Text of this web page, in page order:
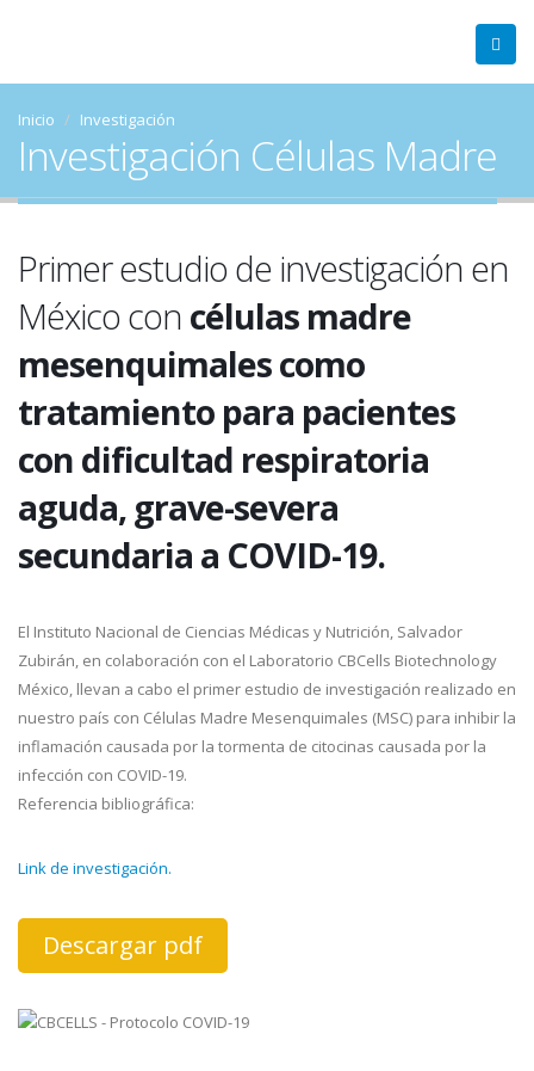
Inicio Investigación
Investigación Células Madre
Primer estudio de investigación en
México con células madre
mesenquimales como
tratamiento para pacientes
con dificultad respiratoria
aguda, grave-severa
secundaria a COVID-19.
El Instituto Nacional de Ciencias Médicas y Nutrición, Salvador
Zubirán, en colaboración con el Laboratorio CBCells Biotechnology
México, llevan a cabo el primer estudio de investigación realizado en
nuestro país con Células Madre Mesenquimales (MSC) para inhibir la
inflamación causada por la tormenta de citocinas causada por la
infección con COVID-19.
Referencia bibliográfica:
Link de investigación.
Descargar pdf